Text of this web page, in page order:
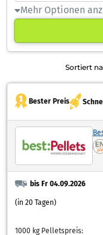
Mehr Optionen
Sortiert
Bester Preis
bis Fr 04.09.2026
(in 20 Tagen)
1000 kg Pelletspreis: